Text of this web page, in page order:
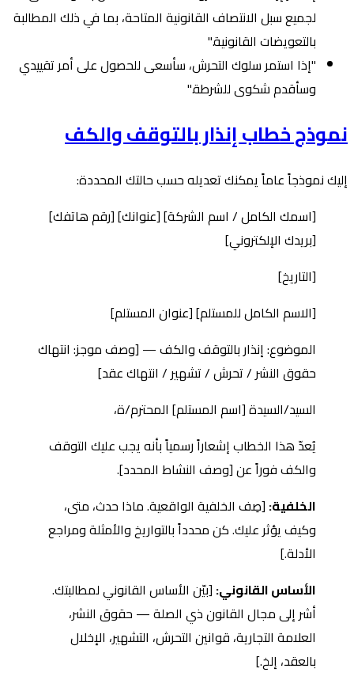
لجميع سبل الانتصاف القانونية المتاحة، بما في ذلك المطالبة
بالتعويضات القانونية."
"إذا استمر سلوك التحرش، سأسعى للحصول على أمر تقييدي
وسأقدم شكوى للشرطة."
نموذج خطاب إنذار بالتوقف والكف
إليك نموذجاً عاماً يمكنك تعديله حسب حالتك المحددة:
[اسمك الكامل / اسم الشركة] [عنوانك] [رقم هاتفك]
[بريدك الإلكتروني]
[التاريخ]
[الاسم الكامل للمستلم] [عنوان المستلم]
الموضوع: إنذار بالتوقف والكف — [وصف موجز: انتهاك
حقوق النشر / تحرش / تشهير / انتهاك عقد]
السيد/السيدة [اسم المستلم] المحترم/ة،
يُعدّ هذا الخطاب إشعاراً رسمياً بأنه يجب عليك التوقف
والكف فوراً عن [وصف النشاط المحدد].
الخلفية: [صِف الخلفية الواقعية. ماذا حدث، متى،
وكيف يؤثر عليك. كن محدداً بالتواريخ والأمثلة ومراجع
الأدلة.]
الأساس القانوني: [بيّن الأساس القانوني لمطالبتك.
أشر إلى مجال القانون ذي الصلة — حقوق النشر،
العلامة التجارية، قوانين التحرش، التشهير، الإخلال
بالعقد، إلخ.]